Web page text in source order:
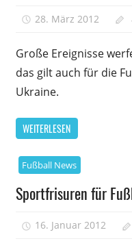
28. März 2012
Große Ereignisse
das gilt auch für die
Ukraine.
WEITERLESEN
Fußball News
Sportfrisuren für
16. Januar 2012